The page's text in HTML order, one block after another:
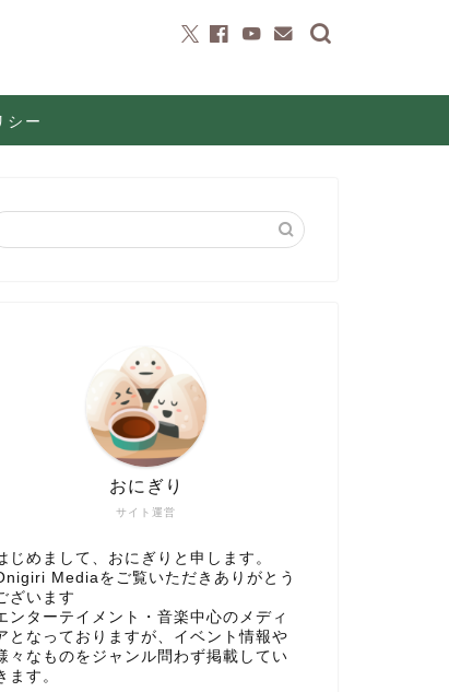
シー
サイト運営
おにぎり
じめまして、おにぎりと申します。
Mediaをご覧いただきありがとう
ざいます
ンターテイメント・音楽中心のメディ
となっておりますが、イベント情報や
々なものをジャンル問わず掲載してい
ます。